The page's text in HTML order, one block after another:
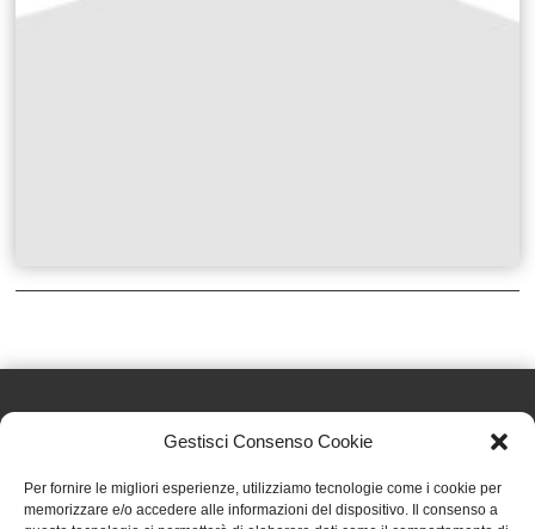
Gestisci Consenso Cookie
Per fornire le migliori esperienze, utilizziamo tecnologie come i cookie per
memorizzare e/o accedere alle informazioni del dispositivo. Il consenso a
Effatà Editrice di Pellegrino Paolo SAS
C.F. e P.IVA 09655250018